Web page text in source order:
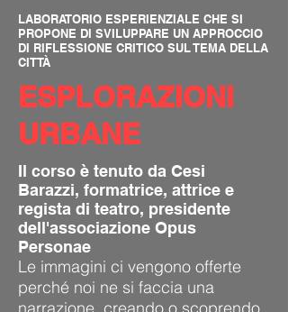
LABORATORIO ESPERIENZIALE CHE SI
PROPONE DI SVILUPPARE UN APPROCCIO
DI RIFLESSIONE CRITICO SUL TEMA DELLA
CITTÀ
ESPLORAZIONI
URBANE
Il corso è tenuto da Cesi
Barazzi, formatrice, attrice e
regista di teatro, presidente
dell'associazione Opus
Personae
Le immagini ci vengono offerte
perché noi ne si faccia una